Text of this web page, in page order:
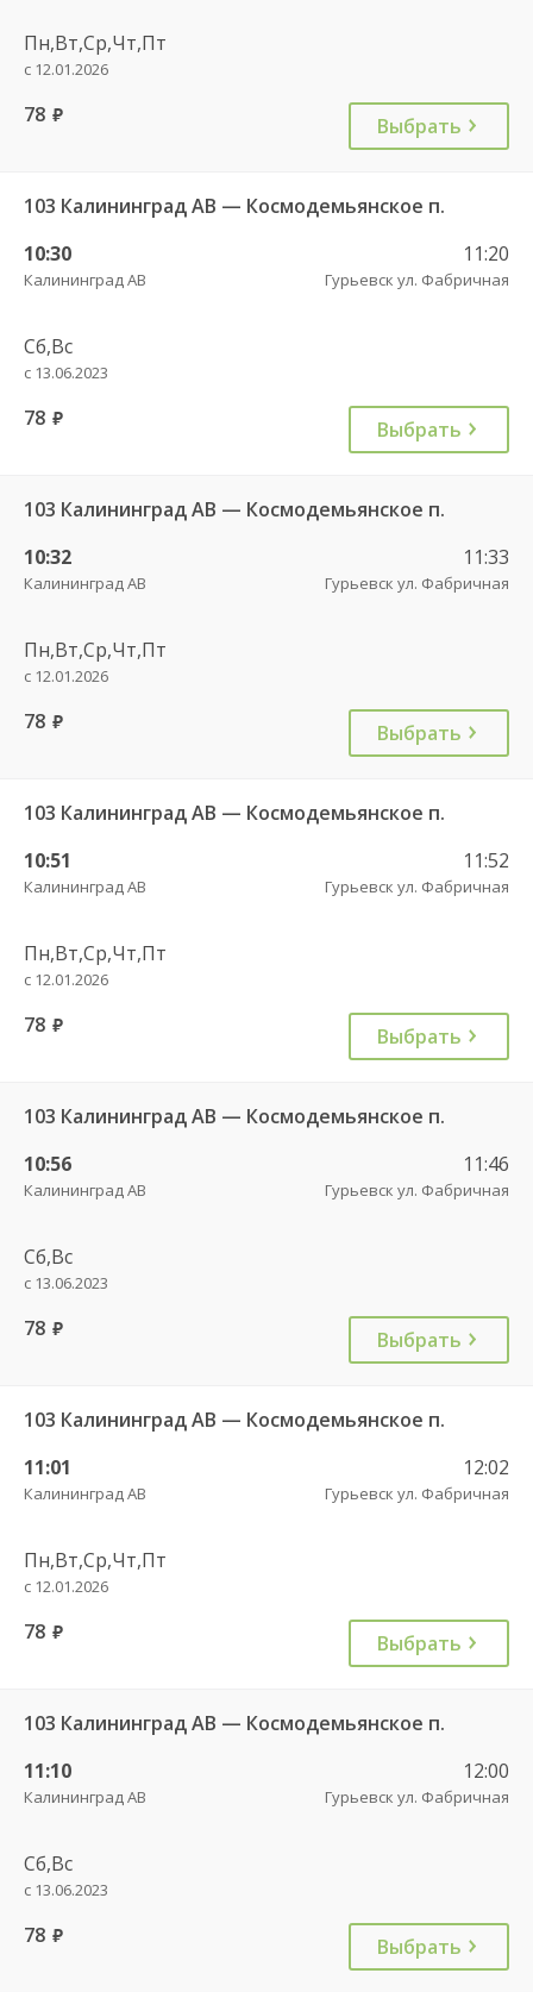
Пн,Вт,Ср,Чт,Пт
с 12.01.2026
78 руб. Выбрать
103 Калининград АВ — Космодемьянское п.
10:30
Калининград АВ
11:20
Гурьевск ул. Фабричная
Сб,Вс
с 13.06.2023
78 руб. Выбрать
103 Калининград АВ — Космодемьянское п.
10:32
Калининград АВ
11:33
Гурьевск ул. Фабричная
Пн,Вт,Ср,Чт,Пт
с 12.01.2026
78 руб. Выбрать
103 Калининград АВ — Космодемьянское п.
10:51
Калининград АВ
11:52
Гурьевск ул. Фабричная
Пн,Вт,Ср,Чт,Пт
с 12.01.2026
78 руб. Выбрать
103 Калининград АВ — Космодемьянское п.
10:56
Калининград АВ
11:46
Гурьевск ул. Фабричная
Сб,Вс
с 13.06.2023
78 руб. Выбрать
103 Калининград АВ — Космодемьянское п.
11:01
Калининград АВ
12:02
Гурьевск ул. Фабричная
Пн,Вт,Ср,Чт,Пт
с 12.01.2026
78 руб. Выбрать
103 Калининград АВ — Космодемьянское п.
11:10
Калининград АВ
12:00
Гурьевск ул. Фабричная
Сб,Вс
с 13.06.2023
78 руб. Выбрать